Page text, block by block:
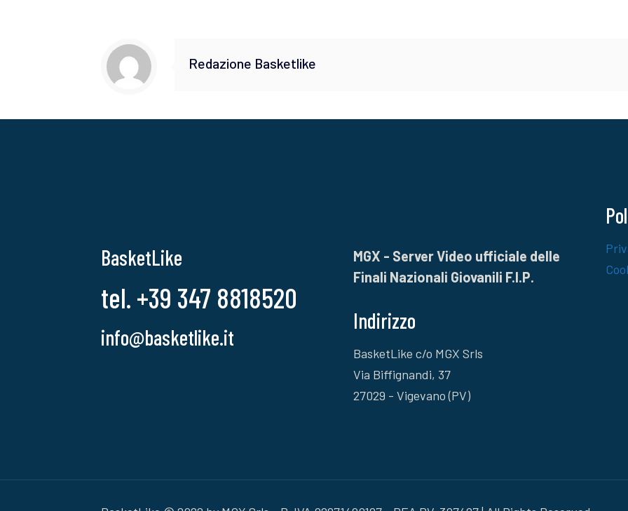
Redazione Basketlike
BasketLike
tel. +39 347 8818520
info@basketlike.it
MGX - Server Video ufficiale delle
Finali Nazionali Giovanili F.I.P.
Indirizzo
BasketLike c/o MGX Srls
Via Biffignandi, 37
27029 - Vigevano (PV)